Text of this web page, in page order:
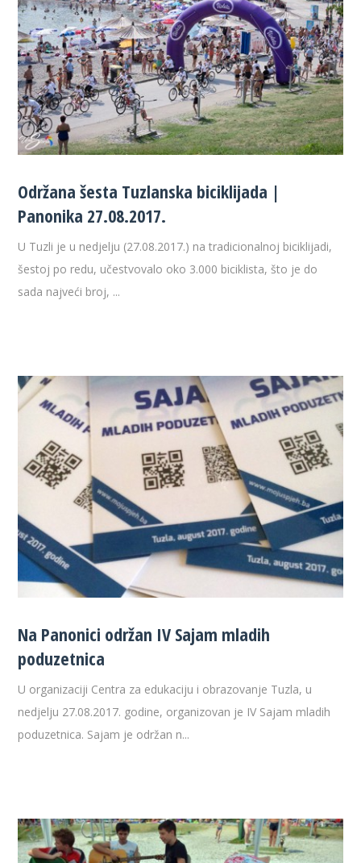
Održana šesta Tuzlanska biciklijada |
Panonika 27.08.2017.
U Tuzli je u nedjelju (27.08.2017.) na tradicionalnoj biciklijadi,
šestoj po redu, učestvovalo oko 3.000 biciklista, što je do
sada najveći broj, ...
Na Panonici održan IV Sajam mladih
poduzetnica
U organizaciji Centra za edukaciju i obrazovanje Tuzla, u
nedjelju 27.08.2017. godine, organizovan je IV Sajam mladih
poduzetnica. Sajam je održan n...